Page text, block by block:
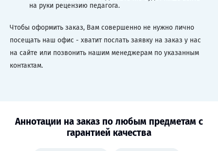
на руки рецензию педагога.
Чтобы оформить заказ, Вам совершенно не нужно лично
посещать наш офис - хватит послать заявку на заказ у нас
на сайте или позвонить нашим менеджерам по указанным
контактам.
Аннотации на заказ по любым предметам с
гарантией качества